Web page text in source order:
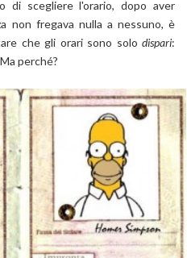
di scegliere l'orario, dopo aver
non fregava nulla a nessuno, è
che gli orari sono solo dispari:
perché?